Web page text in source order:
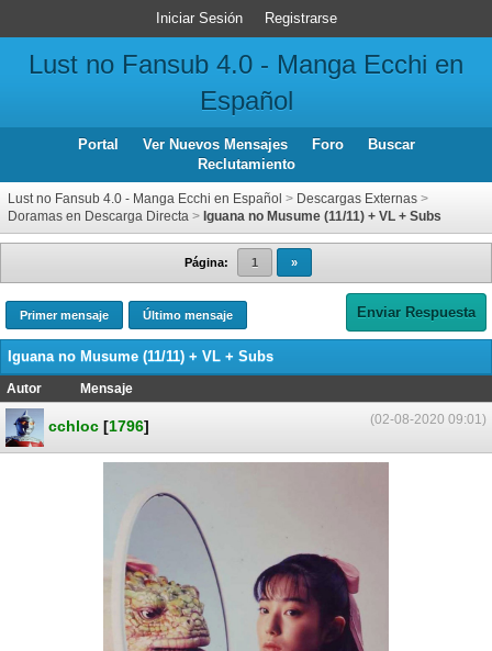
Iniciar Sesión Registrarse
Lust no Fansub 4.0 - Manga Ecchi en
Español
Portal Ver Nuevos Mensajes Foro
Buscar
Reclutamiento
Lust no Fansub 4.0 - Manga Ecchi en Español > Descargas Externas >
Doramas en Descarga Directa > Iguana no Musume (11/11) + VL + Subs
Página: 1 »
Primer mensaje Último mensaje Enviar Respuesta
Iguana no Musume (11/11) + VL + Subs
Autor
Mensaje
(02-08-2020 09:01)
cchloc [1796]